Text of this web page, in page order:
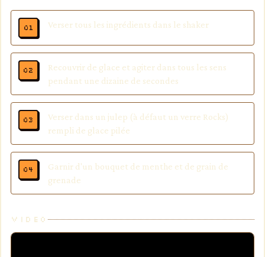
Verser tous les ingrédients dans le shaker
Recouvrir de glace et agiter dans tous les sens
pendant une dizaine de secondes
Verser dans un julep (à défaut un verre Rocks)
rempli de glace pilée
Garnir d'un bouquet de menthe et de grain de
grenade
VIDEO